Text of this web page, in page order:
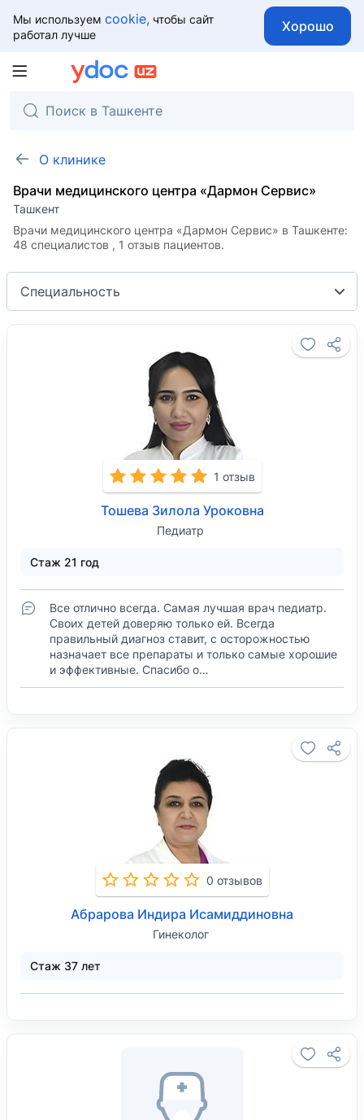
Мы используем cookie, чтобы сайт
работал лучше
Хорошо
О клинике
Врачи медицинского центра «Дармон Сервис»
Ташкент
Врачи медицинского центра «Дармон Сервис» в Ташкенте:
48 специалистов , 1 отзыв пациентов.
Специальность
1 отзыв
Тошева Зилола Уроковна
Педиатр
Стаж 21 год
Все отлично всегда. Самая лучшая врач педиатр.
Своих детей доверяю только ей. Всегда
правильный диагноз ставит, с осторожностью
назначает все препараты и только самые хорошие
и эффективные. Спасибо о…
0 отзывов
Абрарова Индира Исамиддиновна
Гинеколог
Стаж 37 лет